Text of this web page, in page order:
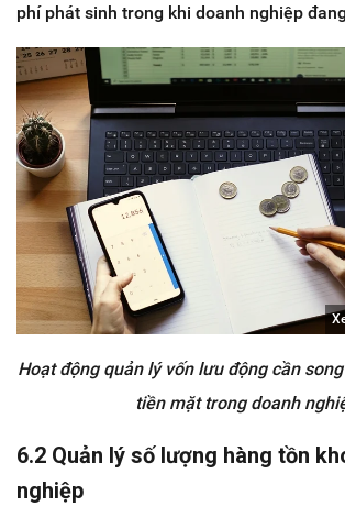
phí phát sinh trong khi doanh nghiệp
Hoạt động quản lý vốn lưu động cần
tiền mặt trong doanh
6.2 Quản lý số lượng hàng tồn
nghiệp